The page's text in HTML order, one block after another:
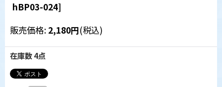
hBP03-024]
販売価格: 2,180円(税込)
在庫数 4点